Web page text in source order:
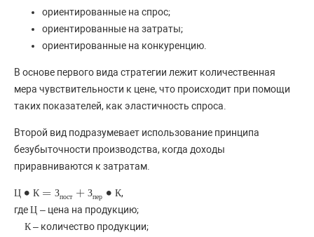
ориентированные на спрос;
ориентированные на затраты;
ориентированные на конкуренцию.
В основе первого вида стратегии лежит количественная
мера чувствительности к цене, что происходит при помощи
таких показателей, как эластичность спроса.
Второй вид подразумевает использование принципа
безубыточности производства, когда доходы
приравниваются к затратам.
Ц ∙ К = Зпост + Зпер ∙ К
Ц К =З по ст+З пер∙К
,
где Ц
Ц – цена на продукцию;
К
К– количество продукции;